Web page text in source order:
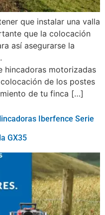
que instalar una valla
que la colocación
así asegurarse la
hincadoras motorizadas
de los postes
de tu finca […]
Iberfence Serie
GX35